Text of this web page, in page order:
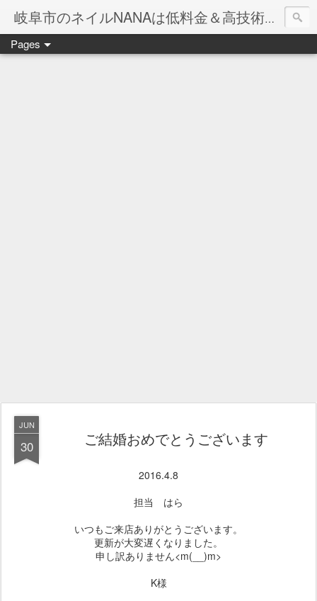
岐阜市のネイルNANAは低料金＆高技術のお店
ネイル岐阜市NANAです♪♪
Pages
JUN
30 ご結婚おめでとうございます
2016.4.8
担当 はら
いつもご来店ありがとうございます。
更新が大変遅くなりました。
申し訳ありません<m(__)m>
K様